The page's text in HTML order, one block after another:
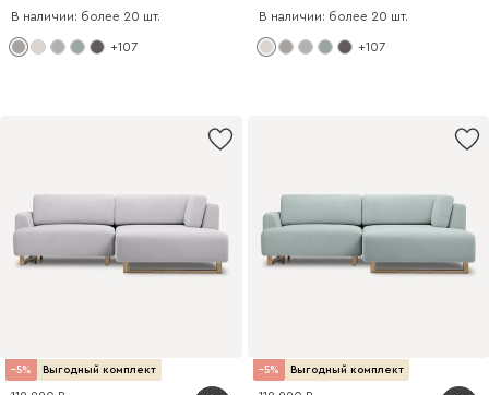
В наличии: более 20 шт.
+107
В наличии: более 20 шт.
+107
5 Выгодный комплект 5 Выгодный комплект